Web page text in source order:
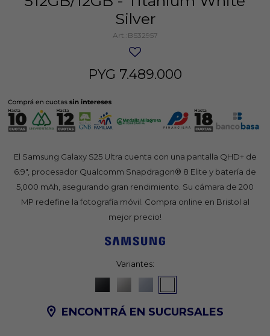
Silver
BS32957
PYG 7.489.000
El Samsung Galaxy S25 Ultra cuenta con una pantalla QHD+ de
6.9", procesador Qualcomm Snapdragon® 8 Elite y batería de
5,000 mAh, asegurando gran rendimiento. Su cámara de 200
MP redefine la fotografía móvil. Compra online en Bristol al
mejor precio!
Variantes:
ENCONTRÁ EN SUCURSALES